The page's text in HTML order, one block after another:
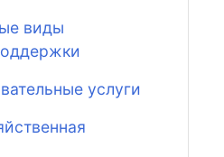
виды
услуги